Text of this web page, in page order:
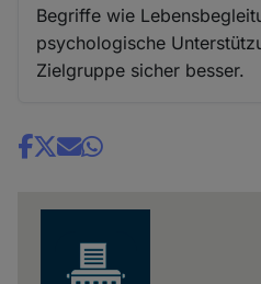
Begriffe wie
psychologische
Zielgruppe sicher besser.
Share